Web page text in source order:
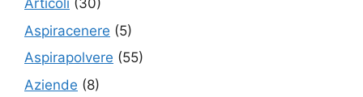
Articoli (30)
Aspiracenere (5)
Aspirapolvere (55)
Aziende (8)